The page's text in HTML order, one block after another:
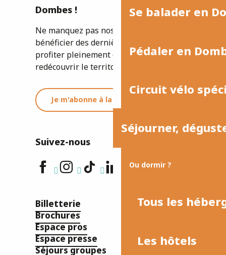
Se balader en
Pédaler en
Circuit vélo
Séjourner,
Ou dormir ?
Tous les
Les hôtels
Dombes !
Ne manquez pas nos newsletters pour
bénéficier des dernières informations et
profiter pleinement de votre séjour ou
redécouvrir le territoire.
Je m'abonne à la newsletter
Suivez-nous
Billetterie
Brochures
Espace pros
Espace presse
Séjours groupes